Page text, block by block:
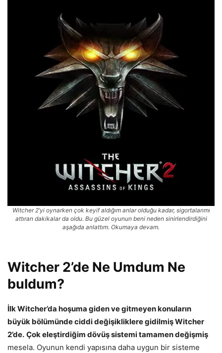
Witcher 2’yi oynarken çok keyif aldığım anlar olduğu kadar, sigortalarımı
attıran dakikalar da oldu. Bu güzel oyunun beni neden sinirlendirdiğini
aşağıda anlattım. Okumaya devam.
Witcher 2’de Ne Umdum Ne
buldum?
İlk Witcher’da hoşuma giden ve gitmeyen konuların
büyük bölümünde ciddi değişikliklere gidilmiş Witcher
2’de. Çok eleştirdiğim dövüş sistemi tamamen değişmiş
mesela. Oyunun kendi yapısına daha uygun bir sisteme